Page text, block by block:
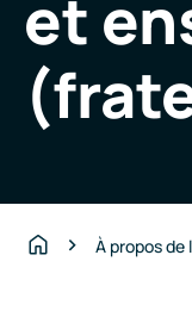
et
À propos de